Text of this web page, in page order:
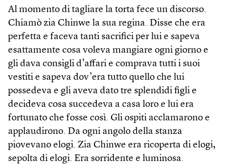
Al momento di tagliare la torta fece un discorso.
Chiamò zia Chinwe la sua regina. Disse che era
perfetta e faceva tanti sacrifici per lui e sapeva
esattamente cosa voleva mangiare ogni giorno e
gli dava consigli d’affari e comprava tutti i suoi
vestiti e sapeva dov’era tutto quello che lui
possedeva e gli aveva dato tre splendidi figli e
decideva cosa succedeva a casa loro e lui era
fortunato che fosse così. Gli ospiti acclamarono e
applaudirono. Da ogni angolo della stanza
piovevano elogi. Zia Chinwe era ricoperta di elogi,
sepolta di elogi. Era sorridente e luminosa.